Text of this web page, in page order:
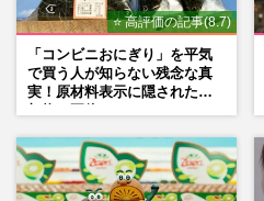
⭐ 高評価の記事(8.7)
「コンビニおにぎり」を平気
で買う人が知らない残念な真
実！原材料表示に隠された添